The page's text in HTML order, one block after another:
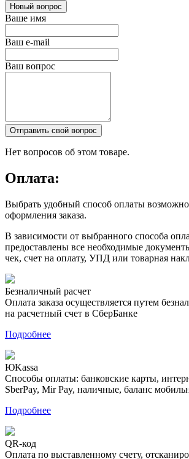
Новый вопрос
Ваше имя
Ваш e-mail
Ваш вопрос
Отправить свой вопрос
Нет вопросов об этом товаре.
Оплата:
Выбрать удобный способ оплаты
оформления заказа.
В зависимости от выбранного способа
предоставлены все необходимые
чек, счет на оплату, УПД или товарная
Безналичный расчет
Оплата заказа осуществляется путем
на расчетный счет в СберБанке
Подробнее
ЮKassa
Способы оплаты: банковские карты,
SberPay, Mir Pay, наличные, баланс
Подробнее
QR-код
Оплата по выставленному счету,